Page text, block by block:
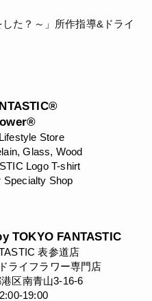
た？～」所作指導&ドライ
Store
Glass, Wood
Logo T-shirt
Specialty Shop
TOKYO FANTASTIC
表参道店
ライフラワー専門店
区南青山3-16-6
19:00